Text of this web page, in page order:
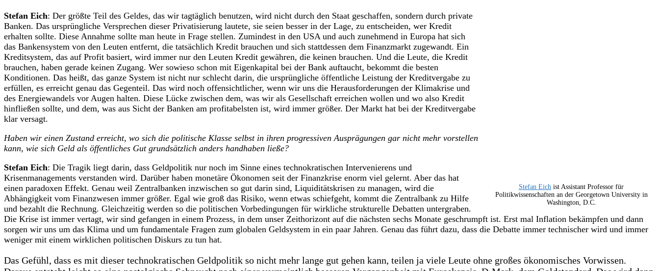
Stefan Eich ist Assistant Professor für
Politikwissenschaften an der Georgetown University in
Washington, D.C.
Stefan Eich: Der größte Teil des Geldes, das wir tagtäglich benutzen, wird nicht durch den Staat geschaffen, sondern durch private
Banken. Das ursprüngliche Versprechen dieser Privatisierung lautete, sie seien besser in der Lage, zu entscheiden, wer Kredit
erhalten sollte. Diese Annahme sollte man heute in Frage stellen. Zumindest in den USA und auch zunehmend in Europa hat sich
das Bankensystem von den Leuten entfernt, die tatsächlich Kredit brauchen und sich stattdessen dem Finanzmarkt zugewandt. Ein
Kreditsystem, das auf Profit basiert, wird immer nur den Leuten Kredit gewähren, die keinen brauchen. Und die Leute, die Kredit
brauchen, haben gerade keinen Zugang. Wer sowieso schon mit Eigenkapital bei der Bank auftaucht, bekommt die besten
Konditionen. Das heißt, das ganze System ist nicht nur schlecht darin, die ursprüngliche öffentliche Leistung der Kreditvergabe zu
erfüllen, es erreicht genau das Gegenteil. Das wird noch offensichtlicher, wenn wir uns die Herausforderungen der Klimakrise und
des Energiewandels vor Augen halten. Diese Lücke zwischen dem, was wir als Gesellschaft erreichen wollen und wo also Kredit
hinfließen sollte, und dem, was aus Sicht der Banken am profitabelsten ist, wird immer größer. Der Markt hat bei der Kreditvergabe
klar versagt.
Haben wir einen Zustand erreicht, wo sich die politische Klasse selbst in ihren progressiven Ausprägungen gar nicht mehr vorstellen
kann, wie sich Geld als öffentliches Gut grundsätzlich anders handhaben ließe?
Stefan Eich: Die Tragik liegt darin, dass Geldpolitik nur noch im Sinne eines technokratischen Intervenierens und
Krisenmanagements verstanden wird. Darüber haben monetäre Ökonomen seit der Finanzkrise enorm viel gelernt. Aber das hat
einen paradoxen Effekt. Genau weil Zentralbanken inzwischen so gut darin sind, Liquiditätskrisen zu managen, wird die
Abhängigkeit vom Finanzwesen immer größer. Egal wie groß das Risiko, wenn etwas schiefgeht, kommt die Zentralbank zu Hilfe
und bezahlt die Rechnung. Gleichzeitig werden so die politischen Vorbedingungen für wirkliche strukturelle Debatten untergraben.
Die Krise ist immer vertagt, wir sind gefangen in einem Prozess, in dem unser Zeithorizont auf die nächsten sechs Monate geschrumpft ist. Erst mal Inflation bekämpfen und dann
sorgen wir uns um das Klima und um fundamentale Fragen zum globalen Geldsystem in ein paar Jahren. Genau das führt dazu, dass die Debatte immer technischer wird und immer
weniger mit einem wirklichen politischen Diskurs zu tun hat.
Das Gefühl, dass es mit dieser technokratischen Geldpolitik so nicht mehr lange gut gehen kann, teilen ja viele Leute ohne großes ökonomisches Vorwissen.